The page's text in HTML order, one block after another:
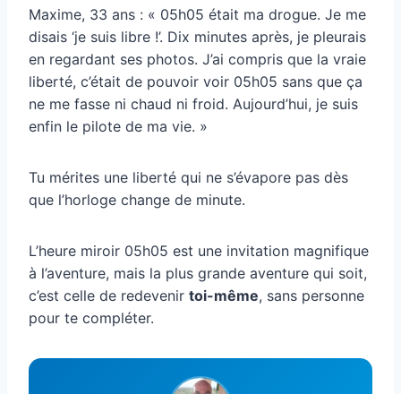
Maxime, 33 ans : « 05h05 était ma drogue. Je me
disais ‘je suis libre !’. Dix minutes après, je pleurais
en regardant ses photos. J’ai compris que la vraie
liberté, c’était de pouvoir voir 05h05 sans que ça
ne me fasse ni chaud ni froid. Aujourd’hui, je suis
enfin le pilote de ma vie. »
Tu mérites une liberté qui ne s’évapore pas dès
que l’horloge change de minute.
L’heure miroir 05h05 est une invitation magnifique
à l’aventure, mais la plus grande aventure qui soit,
c’est celle de redevenir toi-même, sans personne
pour te compléter.